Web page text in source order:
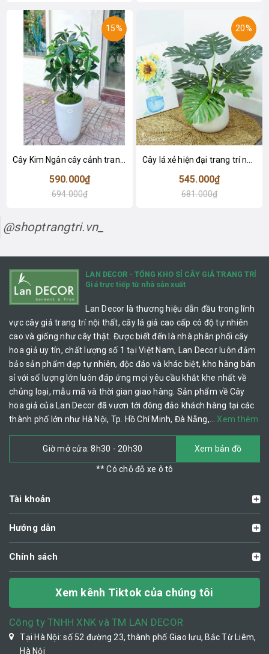
15%
590.000₫
694.000₫
20%
545.000₫
681.000₫
@shoptrangtri.vn_
LAN DECOR - TỔNG KHO SỈ CÂY GIẢ TRANG TRÍ
Giá trực tiếp từ nhà sản xuất
Lan Decor là thương hiệu dẫn đầu trong lĩnh
vực cây giả trang trí nội thất, cây lá giả cao cấp có độ tự nhiên
cao và giống như cây thật. Được biết đến là nhà phân phối cây
hoa giả uy tín, chất lượng số 1 tại Việt Nam, Lan Decor luôn đảm
bảo sản phẩm đẹp tự nhiên, độc đáo và khác biệt, kho hàng bán
sỉ với số lượng lớn luôn đáp ứng mọi yêu cầu khắt khe nhất về
chủng loại, mẫu mã và thời gian giao hàng. Sản phẩm về Cây
hoa giả của Lan Decor đã vươn tới đông đảo khách hàng tại các
thành phố lớn như Hà Nội, Tp. Hồ Chí Minh, Đà Nẵng,… Xem thêm
Giờ mở cửa: 8h30 - 20h30 Xem bản đồ
** Có chỗ đỗ xe ô tô
Tài khoản
Hướng dẫn
Chính sách
Xem kênh Tiktok của chúng tôi
Công ty TNHH XNK và TM LAN DECOR
Tại Hà Nội: số 52 đường 23, thành phố Giao lưu, Bắc Từ Liêm,
Hà Nội